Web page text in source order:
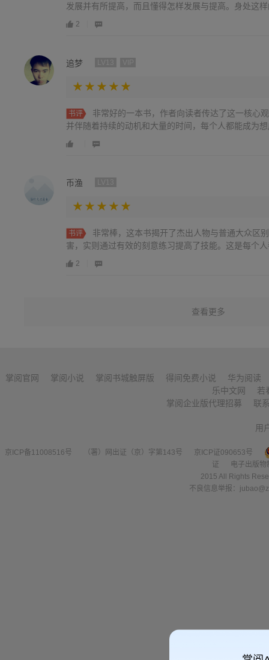
发展并有所提高，而且懂得怎样发展与提高。身处这
2
追梦
书评
非常好的一本书，作者向读者传达了这一核心
并伴随着持续的动机和大量的时间，每个人都能成为
币渔
书评
非常棒，这本书揭开了杰出人物与普通大众区
害，实则通过有效的刻意练习提高了技能。这是每个
2
查看更多
掌阅官网 掌阅小说 掌阅书城触屏版 得间免费小说
华为阅读
乐中文网
若
掌阅企业版代理招募
联
用
京ICP备11008516号 （署）网出证（京）字第143号
京ICP证090653号
证
电子出版
2015 All Rights
不良信息举报：